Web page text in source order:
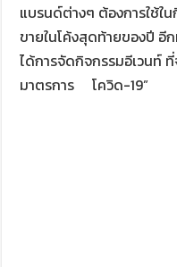
แบรนด์ต่างๆ ต้องการใช้ใ
ขายในโค้งสุดท้ายของปี อี
ได้การจัดกิจกรรมอีเวนท์
มาตรการ โควิด-19”